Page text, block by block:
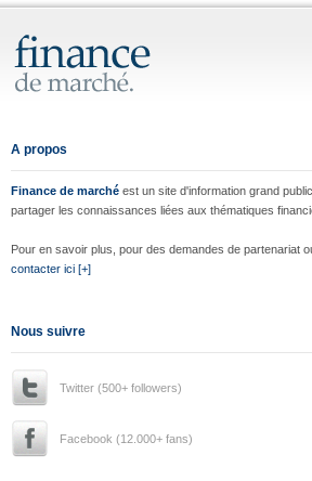
A propos
Finance de marché est un site d'information grand
partager les connaissances liées aux thématiques
Pour en savoir plus, pour des demandes de partenariat
contacter ici [+]
Nous suivre
Twitter (500+ followers)
Facebook (12.000+ fans)